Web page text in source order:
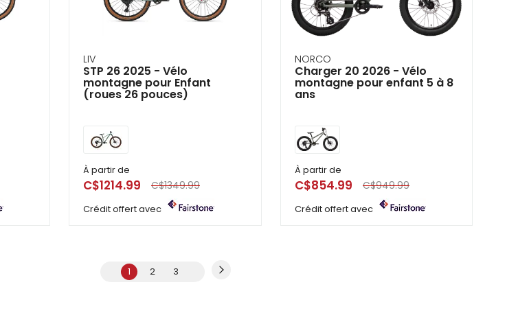
LIV
STP 26 2025 - Vélo
montagne pour Enfant
(roues 26 pouces)
À partir de
C$1214.99 C$1349.99
Crédit offert avec
NORCO
Charger 20 2026 - Vélo
montagne pour enfant 5 à 8
ans
À partir de
C$854.99 C$949.99
Crédit offert avec
1 2 3